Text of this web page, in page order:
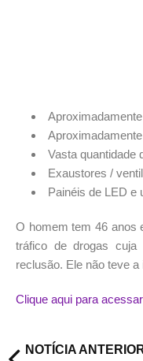
Vasta quantidade
Exaustores /
Painéis de LED e
O homem tem 46 anos
tráfico de drogas
reclusão. Ele não teve a
Clique aqui para
NOTÍCIA